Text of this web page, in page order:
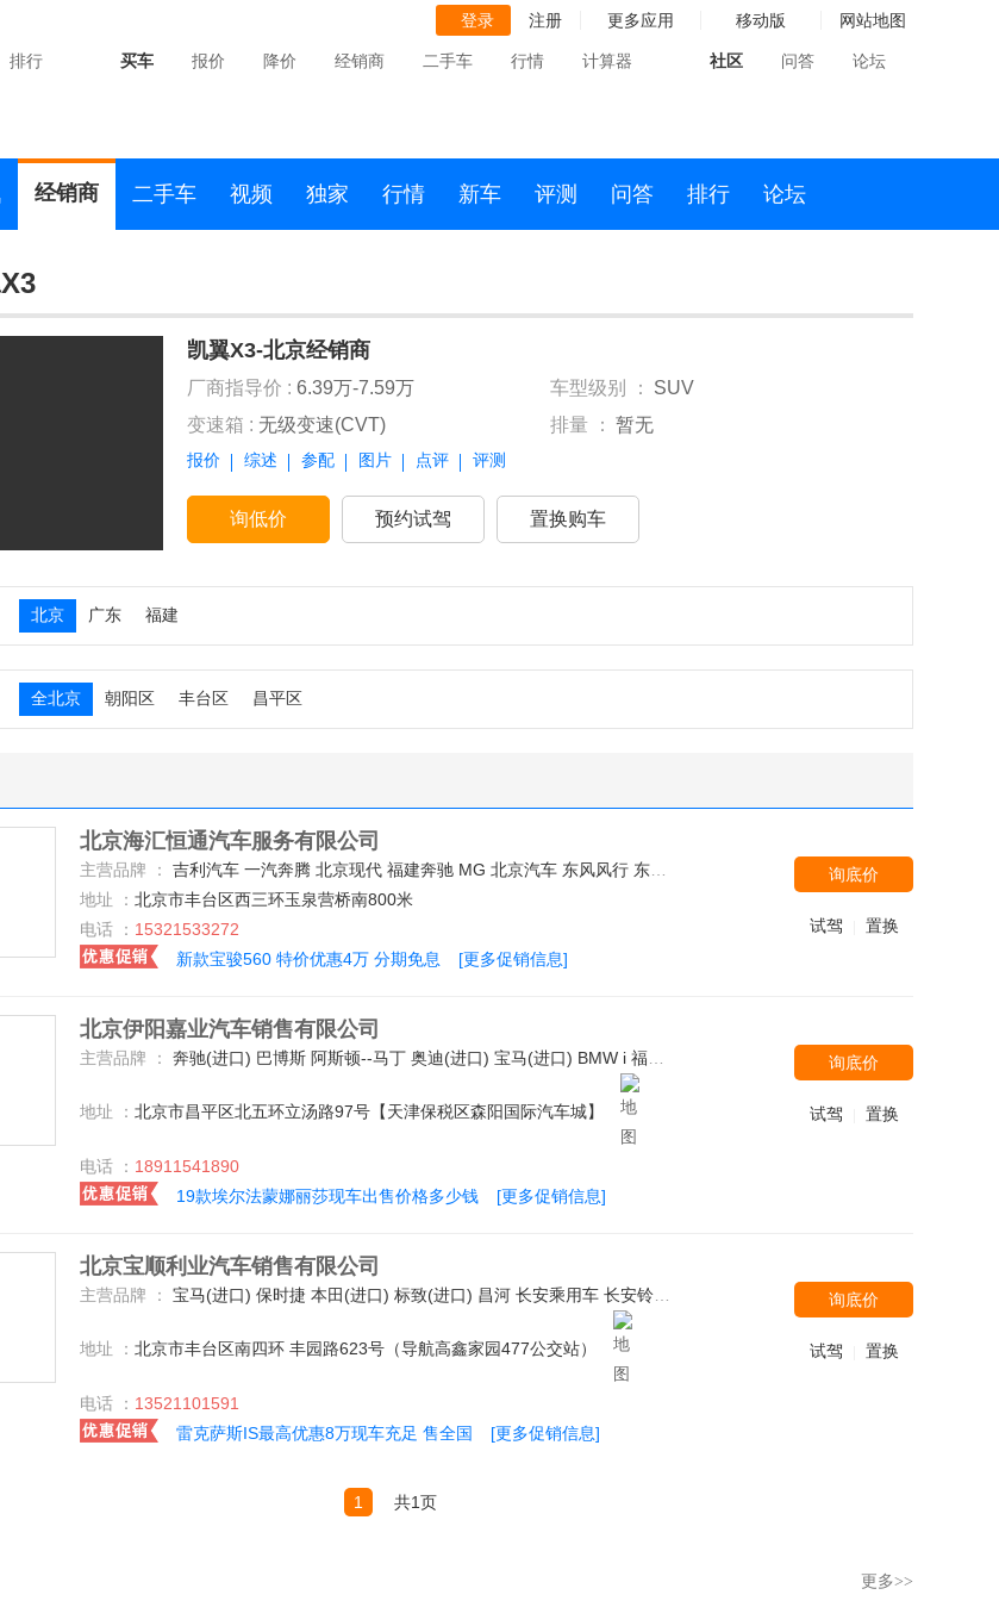
登录 注册 更多应用 移动版 网站地图
排行 买车 报价 降价 经销商 二手车 行情 计算器 社区 问答 论坛
经销商 二手车 视频 独家 行情 新车 评测 问答 排行 论坛
凯翼X3-北京经销商
厂商指导价 : 6.39万-7.59万 车型级别 ：
SUV
变速箱 : 无级变速(CVT) 排量 ： 暂无
报价 综述 参配 图片 点评 评测
询低价 预约试驾 置换购车
北京 广东 福建
全北京 朝阳区 丰台区 昌平区
北京海汇恒通汽车服务有限公司
主营品牌 ：
吉利汽车 一汽奔腾 北京现代 福建奔驰 MG 北京汽车 东风风行 东风日产 哈弗汽车 众泰 广汽传祺 上汽荣威 上汽大众 长安乘用车 宝沃汽车 一汽马自达 宝骏汽车 一汽-大众 长安商用车 一汽丰田 别克 中兴 华晨中华 江铃汽车 知豆 永源 南京依维柯 天津一汽 一汽吉林 奥迪(进口) 一汽奥迪 华晨宝马 东风标致 标致(进口) 东南汽车 广汽丰田 长安福特 广汽本田 东风本田 Jeep 东风悦达起亚 奇瑞汽车 长城 雪佛兰 长安马自达 捷豹 北汽绅宝 东风风光 凯翼 北汽威旺 一汽海马 海马郑州 苏州金龙 潍柴汽车
地址 ： 北京市丰台区西三环玉泉营桥南800米
电话 ： 15321533272
新款宝骏560 特价优惠4万 分期免息
[更多促销信息]
询底价
试驾 置换
北京伊阳嘉业汽车销售有限公司
主营品牌 ： 奔驰(进口) 巴博斯 阿斯顿--马丁 奥迪(进口) 宝马(进口) BMW i 福建奔驰 奔驰-迈巴赫 宾利 道奇(进口) 丰田(进口) 一汽丰田 福特(进口) 凯迪拉克(进口) 路虎 玛莎拉蒂 日产(进口) 特斯拉 迈凯伦 林肯 保时捷 卡尔森 雷克萨斯 劳斯莱斯 GMC 北京-戴克 法拉利 东风日产 兰博基尼 北京汽车 郑州日产 凯翼 上汽大众 英菲尼迪 瑞麒 宝沃汽车 哈弗汽车 福迪 北汽绅宝 克莱斯勒 比速汽车 中兴 众泰 成功汽车 罗伦士 南京依维柯 福汽启腾 北汽威旺 华晨宝马-之诺 陆风 天津一汽 摩根 红旗 君马汽车 长安跨越 潍柴汽车 野马汽车 云度新能源 华泰汽车 福田伽途 金旅客车 梅尔库斯 北汽银翔 一汽奔腾 迈巴赫 广汽丰田 ALPINA 菲斯科 长城 明君汽车 东风小康 长安铃木 北汽福田
地址 ： 北京市昌平区北五环立汤路97号【天津保税区森阳国际汽车城】
电话 ： 18911541890
19款埃尔法蒙娜丽莎现车出售价格多少钱
[更多促销信息]
询底价
试驾 置换
北京宝顺利业汽车销售有限公司
主营品牌 ： 宝马(进口) 保时捷 本田(进口) 标致(进口) 昌河 长安乘用车 长安铃木 大众(进口) 道奇(进口) 奥迪(进口) 东风小康 东南汽车 丰田(进口) 东风日产 比亚迪 福特(进口) 北汽福田 红旗 吉利汽车 Jeep 东风悦达起亚 捷豹 雷诺 猎豹汽车 雷克萨斯 路虎 奔驰(进口) 奇瑞汽车 别克 英菲尼迪 一汽奥迪 中华 东风雪铁龙 陆风 长城 北京现代 上汽通用五菱 雪佛兰 江淮汽车 上汽荣威 华晨宝马 一汽丰田 上汽大众 一汽-大众 东风标致 福迪 广汽吉奥 华泰汽车 东风本田 力帆汽车 众泰 沃尔沃 一汽海马 讴歌 斯柯达 MINI MG 布加迪 别克(进口) 北京奔驰 广汽本田 长安福特 广汽三菱 东南三菱 广汽丰田 长安马自达 一汽马自达 一汽奔腾 东风风神 广汽传祺 宝骏汽车 东风裕隆 东风日产-启辰 北京 BMW i 北汽威旺 海马郑州 广汽菲亚特 东风风行 长安PSA 观致 哈弗汽车 奔驰-AMG 北汽绅宝 宝马M 北汽新能源 郑州日产（东风风度） 郑州日产 潍柴汽车 沃尔沃亚太 北汽银翔 奇瑞捷豹路虎 奔驰-迈巴赫 东风雷诺 广汽菲克 东风汽车 沃尔沃(进口) 凯迪拉克(国产) 现代(进口) 斯巴鲁 起亚(进口) 克莱斯勒 凯迪拉克(进口) 天津一汽 宝沃汽车 中兴 东风英菲尼迪 野马汽车 南京依维柯 东风风光 金杯 雪铁龙(进口) 比亚迪戴姆勒 康迪电动汽车 卡威汽车 DS（进口） 雪佛兰(进口) 斯柯达(进口) 广汽讴歌 劳斯莱斯 宾利 华泰新能源 三菱(进口) 绵阳金杯 马自达(进口) 双龙汽车 苏州金龙 林肯 华晨鑫源 江铃福特 奇瑞捷豹路虎 东风御风 凯翼
地址 ： 北京市丰台区南四环 丰园路623号（导航高鑫家园477公交站）
电话 ： 13521101591
雷克萨斯IS最高优惠8万现车充足 售全国
[更多促销信息]
询底价
试驾 置换
1 共1页
更多>>